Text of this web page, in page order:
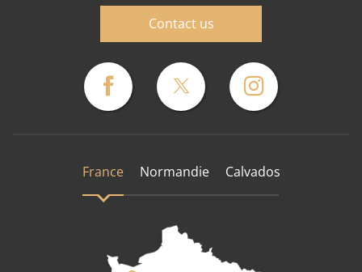
Contact us
France Normandie Calvados